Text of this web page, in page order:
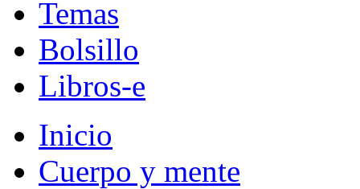
Temas
Bolsillo
Libros-e
Inicio
Cuerpo y mente